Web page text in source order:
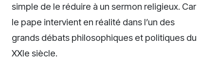
simple de le réduire à un sermon religieux. Car
le pape intervient en réalité dans l’un des
grands débats philosophiques et politiques du
XXIe siècle.